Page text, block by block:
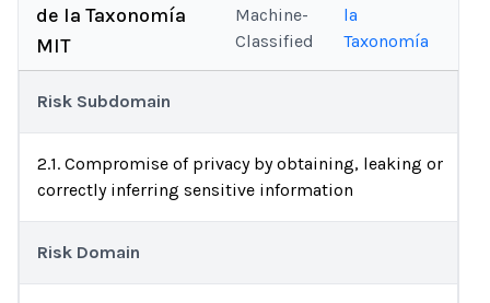
de la Taxonomía
MIT
Machine-
Classified
la
Taxonomía
Risk Subdomain
2.1. Compromise of privacy by obtaining, leaking or
correctly inferring sensitive information
Risk Domain